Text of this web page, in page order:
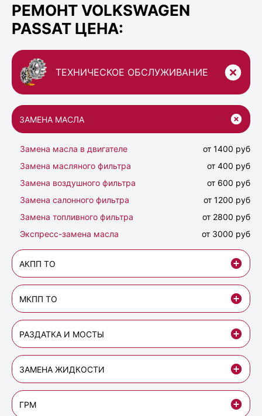
РЕМОНТ VOLKSWAGEN
PASSAT ЦЕНА:
ТЕХНИЧЕСКОЕ ОБСЛУЖИВАНИЕ
ЗАМЕНА МАСЛА
Замена масла в двигателе
от 1400 руб
Замена масляного фильтра
от 400 руб
Замена воздушного фильтра
от 600 руб
Замена салонного фильтра
от 1200 руб
Замена топливного фильтра
от 2800 руб
Экспресс-замена масла
от 3000 руб
АКПП ТО
МКПП ТО
РАЗДАТКА И МОСТЫ
ЗАМЕНА ЖИДКОСТИ
ГРМ